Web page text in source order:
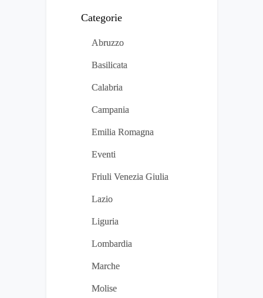
Categorie
Abruzzo
Basilicata
Calabria
Campania
Emilia Romagna
Eventi
Friuli Venezia Giulia
Lazio
Liguria
Lombardia
Marche
Molise